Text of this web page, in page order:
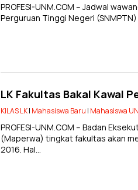
PROFESI-UNM.COM – Jadwal
Perguruan Tinggi Negeri
LK Fakultas Bakal Kawal
KILAS LK| Mahasiswa Baru | Mahasiswa
PROFESI-UNM.COM – Badan
(Maperwa) tingkat fakultas akan
2016. Hal…